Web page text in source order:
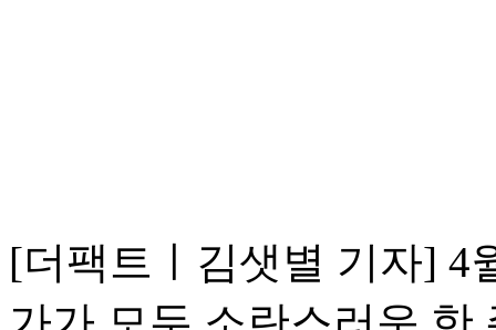
[더팩트ㅣ김샛별 기자] 4